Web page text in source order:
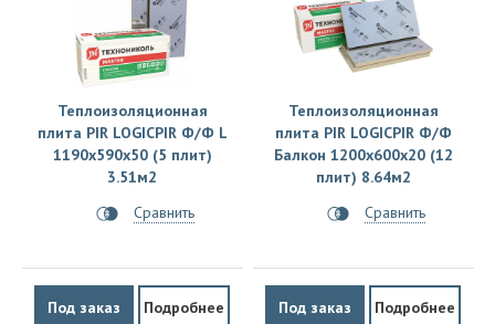
Теплоизоляционная
плита PIR LOGICPIR Ф/Ф L
1190х590х50 (5 плит)
3.51м2
Сравнить
Под заказ Подробнее
Теплоизоляционная
плита PIR LOGICPIR Ф/Ф
Балкон 1200х600х20 (12
плит) 8.64м2
Сравнить
Под заказ Подробнее